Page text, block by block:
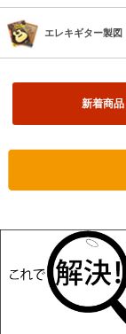
エレキギター製図
新着商品